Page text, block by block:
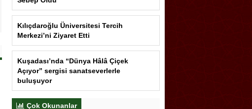
Aydın’daki Yangın Hayvan Tahliyesine
Sebep Oldu